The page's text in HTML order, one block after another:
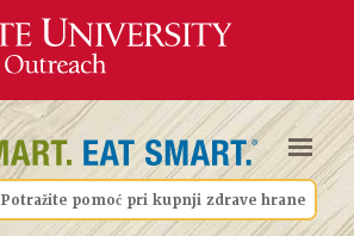
Potražite pomoć pri kupnji zdrave hrane